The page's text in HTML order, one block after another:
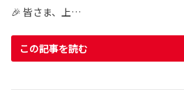
🎉 皆さま、上…
この記事を読む